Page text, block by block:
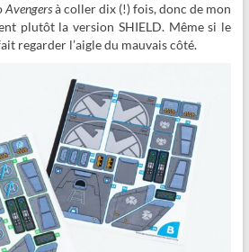
Avengersà coller dix (!) fois, donc de mon
plutôt la version SHIELD. Même si le
regarder l’aigle du mauvais côté.